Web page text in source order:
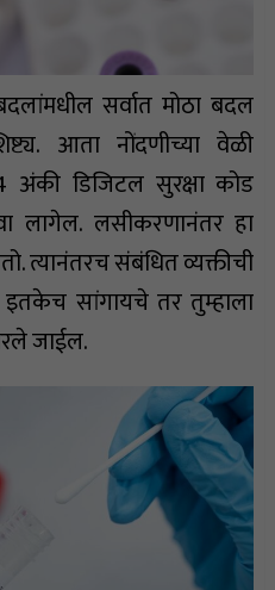
सर्वात मोठा बदल
आता नोंदणीच्या वेळी
4 अंकी डिजिटल सुरक्षा कोड
लागेल. लसीकरणानंतर हा
त्यानंतरच संबंधित व्यक्तीची
सांगायचे तर तुम्हाला
जाईल.